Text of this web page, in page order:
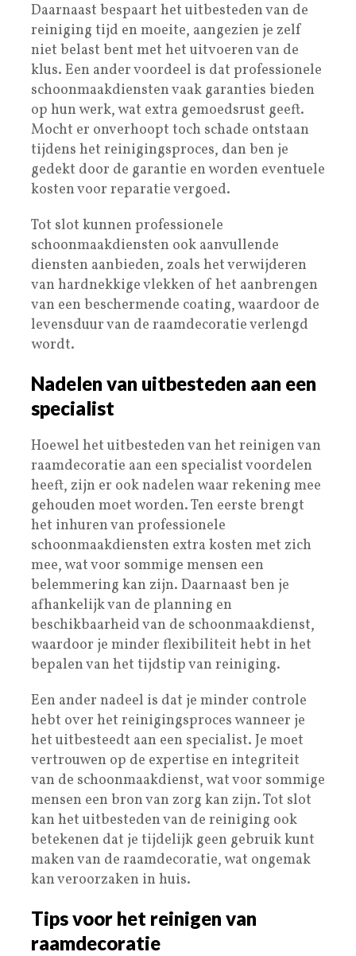
Daarnaast bespaart het uitbesteden van de
reiniging tijd en moeite, aangezien je zelf
niet belast bent met het uitvoeren van de
klus. Een ander voordeel is dat professionele
schoonmaakdiensten vaak garanties bieden
op hun werk, wat extra gemoedsrust geeft.
Mocht er onverhoopt toch schade ontstaan
tijdens het reinigingsproces, dan ben je
gedekt door de garantie en worden eventuele
kosten voor reparatie vergoed.
Tot slot kunnen professionele
schoonmaakdiensten ook aanvullende
diensten aanbieden, zoals het verwijderen
van hardnekkige vlekken of het aanbrengen
van een beschermende coating, waardoor de
levensduur van de raamdecoratie verlengd
wordt.
Nadelen van uitbesteden aan een
specialist
Hoewel het uitbesteden van het reinigen van
raamdecoratie aan een specialist voordelen
heeft, zijn er ook nadelen waar rekening mee
gehouden moet worden. Ten eerste brengt
het inhuren van professionele
schoonmaakdiensten extra kosten met zich
mee, wat voor sommige mensen een
belemmering kan zijn. Daarnaast ben je
afhankelijk van de planning en
beschikbaarheid van de schoonmaakdienst,
waardoor je minder flexibiliteit hebt in het
bepalen van het tijdstip van reiniging.
Een ander nadeel is dat je minder controle
hebt over het reinigingsproces wanneer je
het uitbesteedt aan een specialist. Je moet
vertrouwen op de expertise en integriteit
van de schoonmaakdienst, wat voor sommige
mensen een bron van zorg kan zijn. Tot slot
kan het uitbesteden van de reiniging ook
betekenen dat je tijdelijk geen gebruik kunt
maken van de raamdecoratie, wat ongemak
kan veroorzaken in huis.
Tips voor het reinigen van
raamdecoratie